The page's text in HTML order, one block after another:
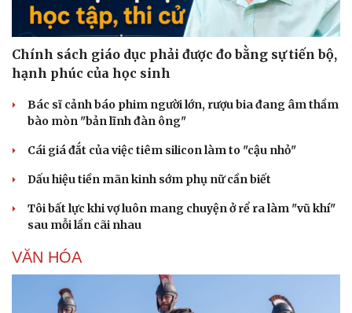
Chính sách giáo dục phải được đo bằng sự tiến bộ,
hạnh phúc của học sinh
Bác sĩ cảnh báo phim người lớn, rượu bia đang âm thầm
bào mòn "bản lĩnh đàn ông"
Cái giá đắt của việc tiêm silicon làm to "cậu nhỏ"
Dấu hiệu tiền mãn kinh sớm phụ nữ cần biết
Tôi bất lực khi vợ luôn mang chuyện ở rể ra làm "vũ khí"
sau mỗi lần cãi nhau
VĂN HÓA